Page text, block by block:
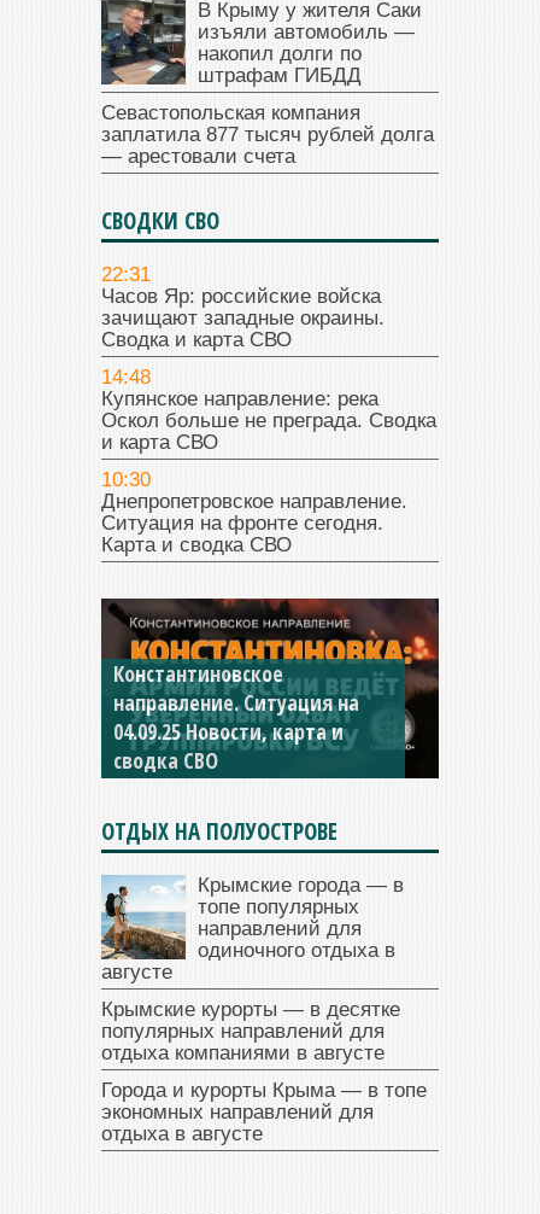
В Крыму у жителя Саки
изъяли автомобиль —
накопил долги по
штрафам ГИБДД
Севастопольская компания
заплатила 877 тысяч рублей долга
— арестовали счета
СВОДКИ СВО
22:31
Часов Яр: российские войска
зачищают западные окраины.
Сводка и карта СВО
14:48
Купянское направление: река
Оскол больше не преграда. Сводка
и карта СВО
10:30
Днепропетровское направление.
Ситуация на фронте сегодня.
Карта и сводка СВО
Константиновское
направление. Ситуация на
04.09.25 Новости, карта и
сводка СВО
ОТДЫХ НА ПОЛУОСТРОВЕ
Крымские города — в
топе популярных
направлений для
одиночного отдыха в
августе
Крымские курорты — в десятке
популярных направлений для
отдыха компаниями в августе
Города и курорты Крыма — в топе
экономных направлений для
отдыха в августе